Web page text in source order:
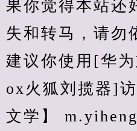
果你觉得本站还
失和转马，请勿
建议你使用[华
ox火狐刘揽器]
文学】